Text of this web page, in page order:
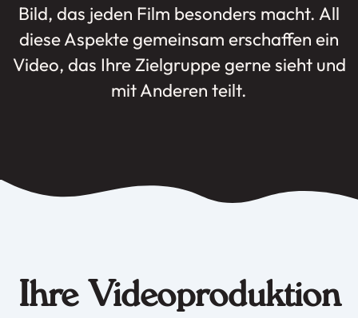
Bild, das jeden Film besonders macht. All
diese Aspekte gemeinsam erschaffen ein
Video, das Ihre Zielgruppe gerne sieht und
mit Anderen teilt.
Ihre Videoproduktion